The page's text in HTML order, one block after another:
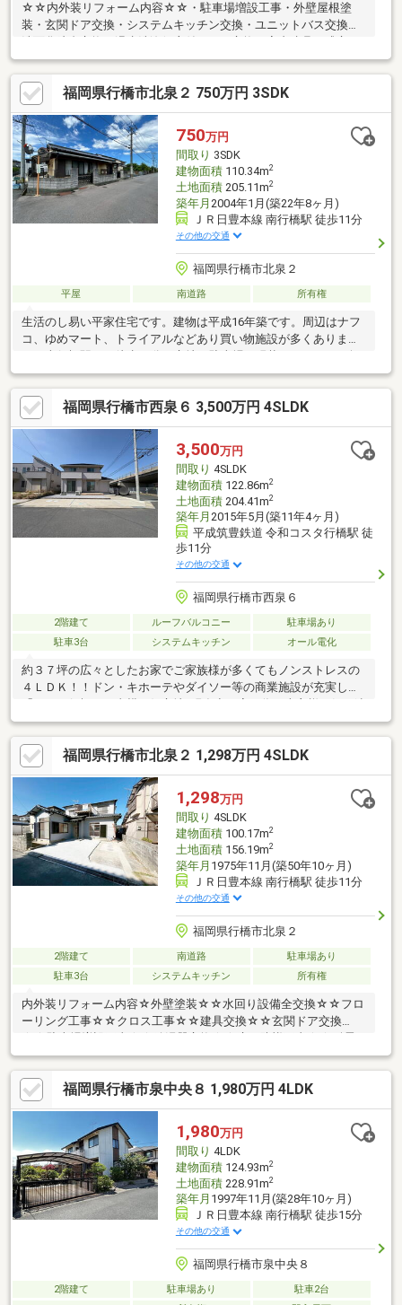
☆☆内外装リフォーム内容☆☆・駐車場増設工事・外壁屋根塗
装・玄関ドア交換・システムキッチン交換・ユニットバス交換・
換・壁紙貼替・フローリング貼替・増張り・サッシ・網戸調整・
給湯器交換
福岡県行橋市北泉２ 750万円 3SDK
750万円
間取り 3SDK
建物面積110.34m2
土地面積205.11m2
築年月 2004年1月(築22年8ヶ月)
ＪＲ日豊本線 南行橋駅 徒歩11分
その他の交通
福岡県行橋市北泉２
平屋 南道路 所有権
生活のし易い平家住宅です。建物は平成16年築です。周辺はナフ
コ、ゆめマート、トライアルなどあり買い物施設が多くありま
す。南行橋駅まで徒歩11分の立地。駐車場は現状ありませんが軽
自動車、コンパクトカーぐらいでしたら駐車スペースを作る事は
可能です。
福岡県行橋市西泉６ 3,500万円 4SLDK
3,500万円
間取り 4SLDK
建物面積122.86m2
土地面積204.41m2
築年月 2015年5月(築11年4ヶ月)
平成筑豊鉄道 令和コスタ行橋駅 徒
歩11分
その他の交通
福岡県行橋市西泉６
2階建て ルーフバルコニー
駐車場あり
駐車3台
システムキッチン オール電化
約３７坪の広々としたお家でご家族様が多くてもノンストレスの
４ＬＤＫ！！ドン・キホーテやダイソー等の商業施設が充実した
わずゆっくりと見学可能です♪オール電化住宅で光熱費も削減♪階
段下収納や、ウォークインクローゼット付きで収納力もバッチリ♪
注文住宅のお値段も昔より高くなってきたこのご時世（泣）中古
戸建というご選択をされるお客様も増えて参りました。是非是非
お気軽にご見学されて下さい♪
福岡県行橋市北泉２ 1,298万円 4SLDK
1,298万円
間取り 4SLDK
建物面積100.17m2
土地面積156.19m2
築年月 1975年11月(築50年10ヶ月)
ＪＲ日豊本線 南行橋駅 徒歩11分
その他の交通
福岡県行橋市北泉２
2階建て 南道路
駐車場あり
駐車3台
システムキッチン 所有権
内外装リフォーム内容☆外壁塗装☆☆水回り設備全交換☆☆フロ
ーリング工事☆☆クロス工事☆☆建具交換☆☆玄関ドア交換
☆☆駐車場増設工事☆☆給湯器交換☆☆床下防蟻工事☆☆耐震
補強工事☆
福岡県行橋市泉中央８ 1,980万円 4LDK
1,980万円
間取り 4LDK
建物面積124.93m2
土地面積228.91m2
築年月 1997年11月(築28年10ヶ月)
ＪＲ日豊本線 南行橋駅 徒歩15分
その他の交通
福岡県行橋市泉中央８
2階建て 駐車場あり
駐車2台